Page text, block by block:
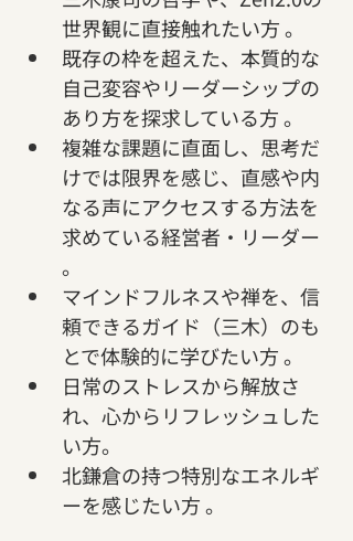
世界観に直接触れたい方 。
既存の枠を超えた、本質的な
自己変容やリーダーシップの
あり方を探求している方 。
複雑な課題に直面し、思考だ
けでは限界を感じ、直感や内
なる声にアクセスする方法を
求めている経営者・リーダー
。
マインドフルネスや禅を、信
頼できるガイド（三木）のも
とで体験的に学びたい方 。
日常のストレスから解放さ
れ、心からリフレッシュした
い方。
北鎌倉の持つ特別なエネルギ
ーを感じたい方 。